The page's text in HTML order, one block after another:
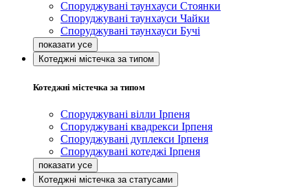
Споруджувані таунхауси Стоянки
Споруджувані таунхауси Чайки
Споруджувані таунхауси Бучі
Котеджні містечка за типом
Котеджні містечка за типом
Споруджувані вілли Ірпеня
Споруджувані квадрекси Ірпеня
Споруджувані дуплекси Ірпеня
Споруджувані котеджі Ірпеня
Котеджні містечка за статусами